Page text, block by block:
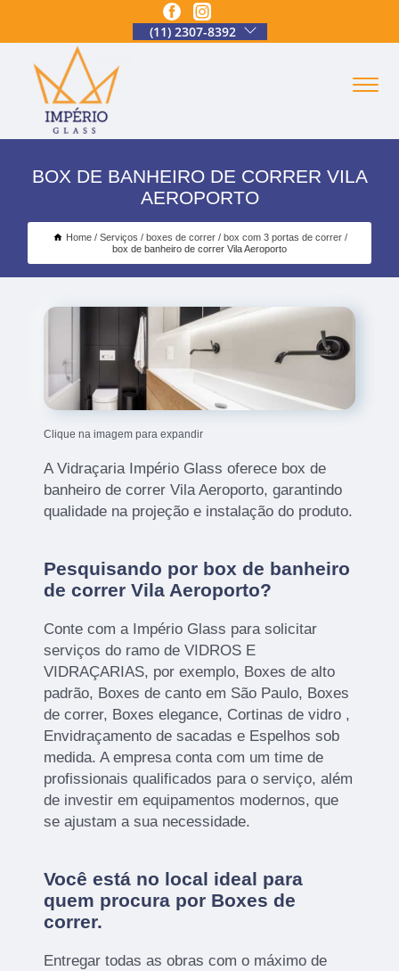
(11) 2307-8392
BOX DE BANHEIRO DE CORRER VILA
AEROPORTO
Home Serviços boxes de correr
box com 3 portas de correr
box de banheiro de correr Vila Aeroporto
Clique na imagem para expandir
A Vidraçaria Império Glass oferece box de
banheiro de correr Vila Aeroporto, garantindo
qualidade na projeção e instalação do produto.
Pesquisando por box de banheiro
de correr Vila Aeroporto?
Conte com a Império Glass para solicitar
serviços do ramo de VIDROS E
VIDRAÇARIAS, por exemplo, Boxes de alto
padrão, Boxes de canto em São Paulo, Boxes
de correr, Boxes elegance, Cortinas de vidro ,
Envidraçamento de sacadas e Espelhos sob
medida. A empresa conta com um time de
profissionais qualificados para o serviço, além
de investir em equipamentos modernos, que
se ajustam a sua necessidade.
Você está no local ideal para
quem procura por Boxes de
correr.
Entregar todas as obras com o máximo de